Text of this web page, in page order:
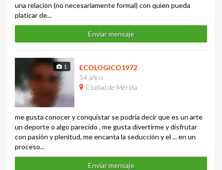
una relación (no necesariamente formal) con quien pueda
platicar de...
Enviar mensaje
1
ECOLOGICO1972
54 años
Ciudad de Mérida
me gusta conocer y conquistar se podría decir que es un arte
un deporte o algo parecido , me gusta divertirme y disfrutar
con pasión y plenitud, me encanta la seducción y el ... en un
proceso...
Enviar mensaje